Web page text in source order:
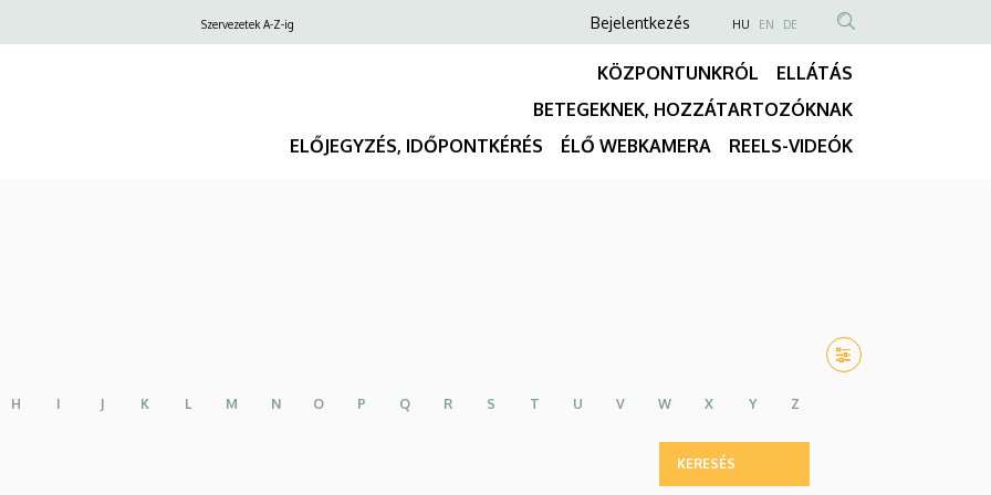
Szervezetek A-Z-ig
Anonim
fiók
menüje
Bejelentkezés NYELVVÁLASZTÓ
HU EN DE
TARTALOM
KERESÉSE
KÖZPONTUNKRÓL
ELLÁTÁS
BETEGEKNEK, HOZZÁTARTOZÓKNAK
ELŐJEGYZÉS, IDŐPONTKÉRÉS
ÉLŐ WEBKAMERA REELS-VIDEÓK
H I J K L M N O P Q R S T U V W X Y Z